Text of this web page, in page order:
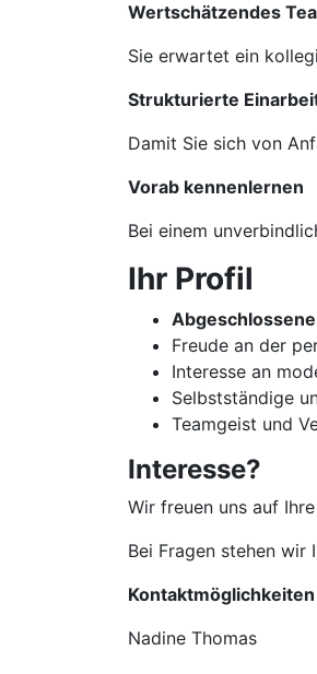
Wertschätzendes
Sie erwartet ein
Strukturierte
Damit Sie sich von
Vorab kennenlernen
Bei einem
Ihr Profil
Freude an der
Interesse an
Selbstständige
Teamgeist und
Interesse?
Wir freuen uns auf
Bei Fragen stehen wir
Kontaktmöglichkeiten
Nadine Thomas